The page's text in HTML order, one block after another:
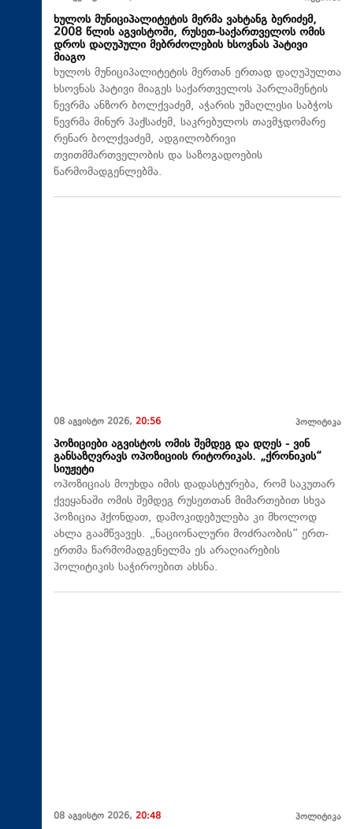
ხულოს მუნიციპალიტეტის მერმა ვახტანგ ბერიძემ,
2008 წლის აგვისტოში, რუსეთ-საქართველოს ომის
დროს დაღუპული მებრძოლების ხსოვნას პატივი
მიაგო
ხულოს მუნიციპალიტეტის მერთან ერთად დაღუპულთა
ხსოვნას პატივი მიაგეს საქართველოს პარლამენტის
წევრმა ანზორ ბოლქვაძემ, აჭარის უმაღლესი საბჭოს
წევრმა მინურ პაქსაძემ, საკრებულოს თავმჯდომარე
რენარ ბოლქვაძემ, ადგილობრივი
თვითმმართველობის და საზოგადოების
წარმომადგენლებმა.
08 აგვისტო 2026, 20:56 პოლიტიკა
პოზიციები აგვისტოს ომის შემდეგ და დღეს - ვინ
განსაზღვრავს ოპოზიციის რიტორიკას. „ქრონიკის“
სიუჟეტი
ოპოზიციას მოუხდა იმის დადასტურება, რომ საკუთარ
ქვეყანაში ომის შემდეგ რუსეთთან მიმართებით სხვა
პოზიცია ჰქონდათ, დამოკიდებულება კი მხოლოდ
ახლა გაამწვავეს. „ნაციონალური მოძრაობის“ ერთ-
ერთმა წარმომადგენელმა ეს არაღიარების
პოლიტიკის საჭიროებით ახსნა.
08 აგვისტო 2026, 20:48 პოლიტიკა